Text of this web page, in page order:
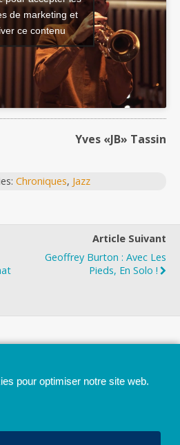
de marketing et
ce contenu
Yves «JB» Tassin
Chroniques, Jazz
Article Suivant
Geoffrey Burton : Avec Les
Pieds, En Solo !
pour optimiser notre site web.